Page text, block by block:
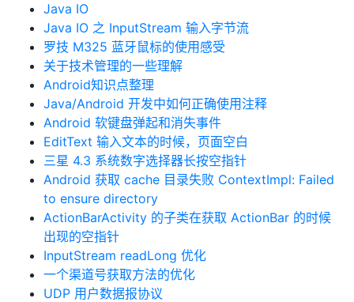
Java IO
Java IO 之 InputStream 输入字节流
罗技 M325 蓝牙鼠标的使用感受
关于技术管理的一些理解
Android知识点整理
Java/Android 开发中如何正确使用注释
Android 软键盘弹起和消失事件
EditText 输入文本的时候，页面空白
三星 4.3 系统数字选择器长按空指针
Android 获取 cache 目录失败 ContextImpl: Failed
to ensure directory
ActionBarActivity 的子类在获取 ActionBar 的时候
出现的空指针
InputStream readLong 优化
一个渠道号获取方法的优化
UDP 用户数据报协议